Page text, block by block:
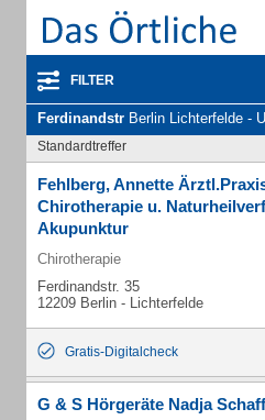
FILTER
Ferdinandstr Berlin Lichterfelde - Unternehmen und
Standardtreffer
Fehlberg, Annette
Chirotherapie u.
Akupunktur
Chirotherapie
Ferdinandstr. 35
12209 Berlin - Lichterfelde
Gratis-Digitalcheck
G & S Hörgeräte Nadja